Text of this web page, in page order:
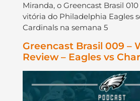
Miranda, o Greencast Brasil
vitória do Philadelphia Eagles
Cardinals na semana 5
Greencast Brasil 009 –
Review – Eagles vs